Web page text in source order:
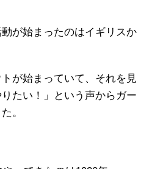
が始まったのはイギリスか
が始まっていて、それを見
たい！」という声からガー
。